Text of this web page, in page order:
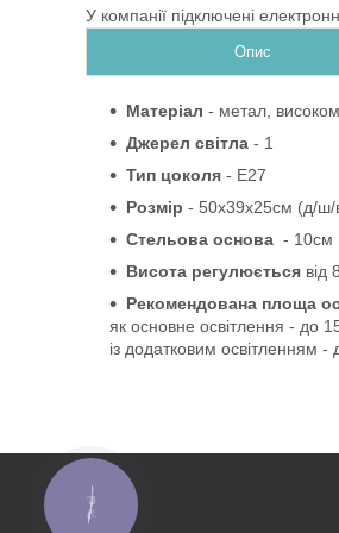
У компанії підключені
Опис
Матеріал - метал,
Джерел світла - 1
Тип цоколя - Е27
Розмір - 50х39х25см (д/ш/
Стельова основа - 10см
Висота регулюється від
Рекомендована площа
як основне освітлення - до
із додатковим освітленням -
КНОПКА
ЗВ'ЯЗКУ